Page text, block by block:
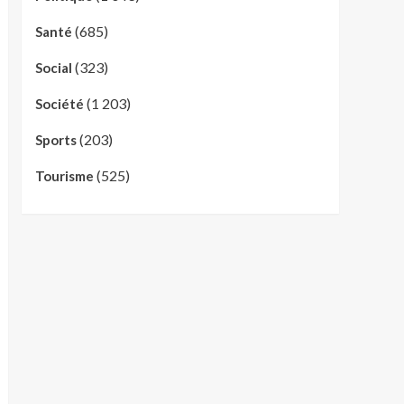
Santé (685)
Social (323)
Société (1 203)
Sports(203)
Tourisme (525)